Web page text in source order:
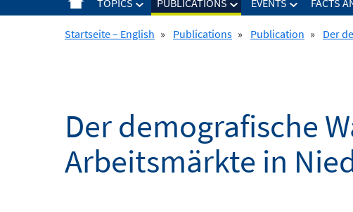
TOPICS PUBLICATIONS EVENTS FACTS
Startseite – English » Publications » Publication » Der
Der demografische
Arbeitsmärkte in